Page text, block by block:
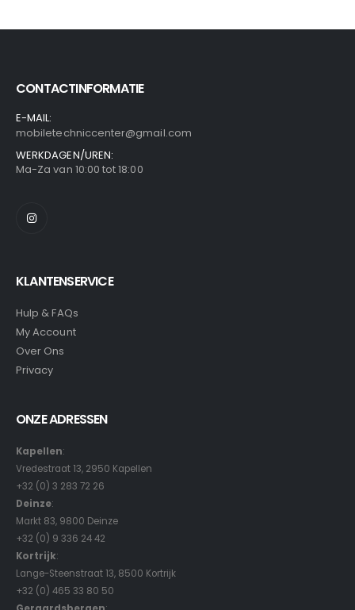
CONTACTINFORMATIE
E-MAIL:
mobiletechniccenter@gmail.com
WERKDAGEN/UREN:
Ma-Za van 10:00 tot 18:00
KLANTENSERVICE
Hulp & FAQs
My Account
Over Ons
Privacy
ONZE ADRESSEN
Kapellen:
Vredestraat 13, 2950 Kapellen
+32 (0) 3 283 72 26
Deinze:
Markt 83, 9800 Deinze
+32 (0) 9 336 24 42
Kortrijk:
Lange-Steenstraat 13, 8500 Kortrijk
+32 (0) 465 33 80 50